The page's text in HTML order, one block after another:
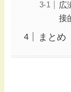
広
接
まとめ